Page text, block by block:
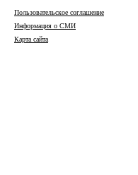
Пользовательское соглашение
Информация о СМИ
Карта сайта